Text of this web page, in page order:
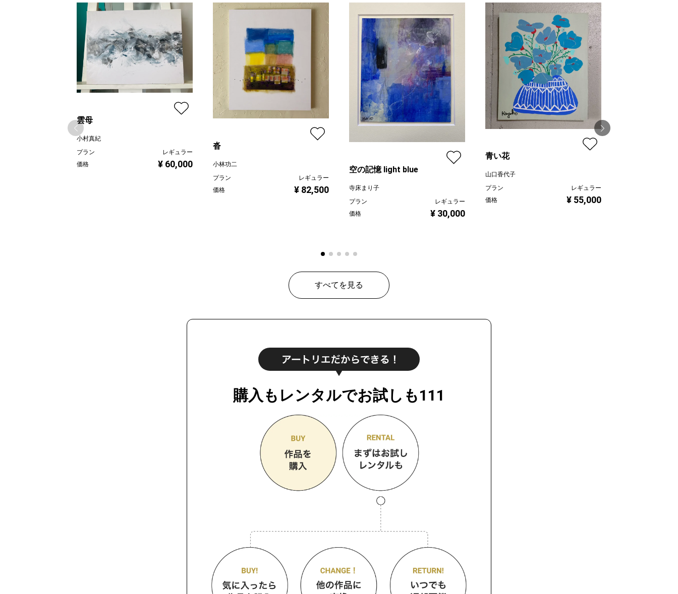
雲母
小村真紀
プラン
レギュラー
価格
¥ 60,000
沓
小林功二
プラン
レギュラー
価格
¥ 82,500
空の記憶 light blue
寺床まり子
プラン
レギュラー
価格
¥ 30,000
青い花
山口香代子
プラン
レギュラー
価格
¥ 55,000
すべてを見る
購入もレンタルでお試しも111